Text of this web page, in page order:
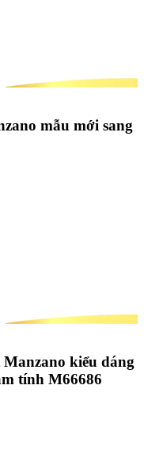
mẫu mới sang
kiểu dáng
tính M66686